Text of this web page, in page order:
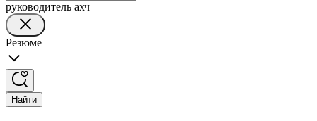
руководитель ахч
Резюме
Найти